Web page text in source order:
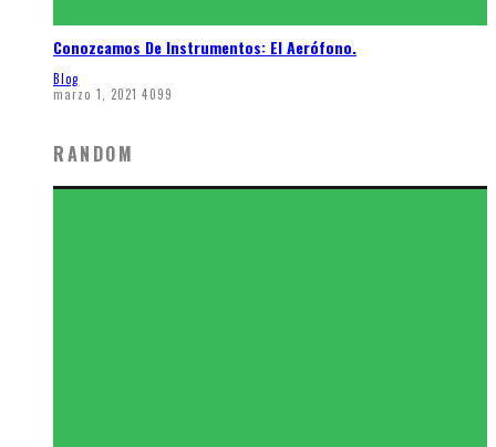
Conozcamos De Instrumentos: El Aerófono.
Blog
marzo 1, 2021 4099
RANDOM